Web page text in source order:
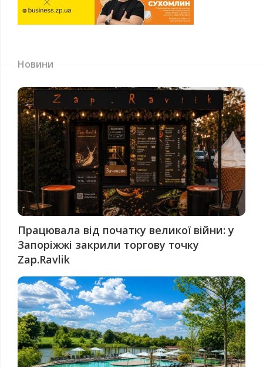
Новини
Працювала від початку великої війни: у
Запоріжжі закрили торгову точку
Zap.Ravlik